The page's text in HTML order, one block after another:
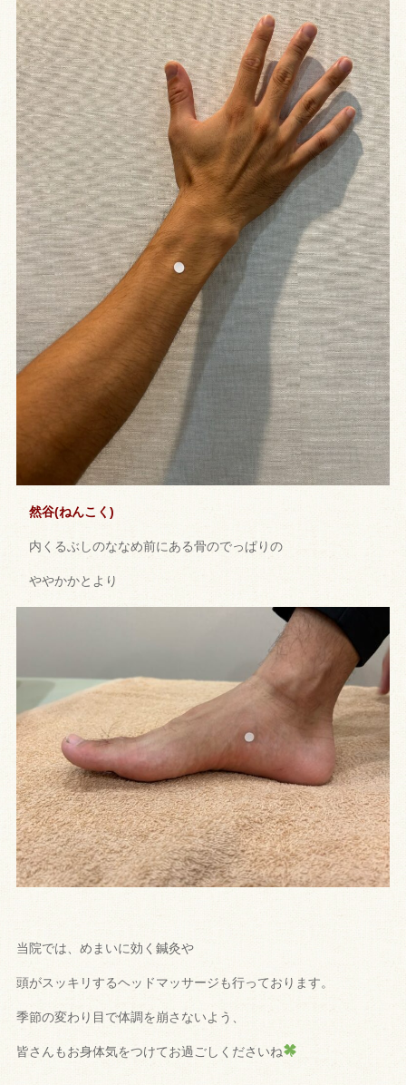
然谷(ねんこく)
内くるぶしのななめ前にある骨のでっぱりの
ややかかとより
当院では、めまいに効く鍼灸や
頭がスッキリするヘッドマッサージも行ってお ります。
季節の変わり目で体調を崩さないよう、
皆さんもお身体気をつけてお過ごしくださいね